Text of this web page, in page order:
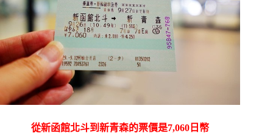
從新函館北斗到新青森的票價是7,060日幣